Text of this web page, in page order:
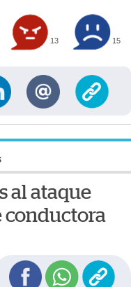
13 15
al ataque
conductora